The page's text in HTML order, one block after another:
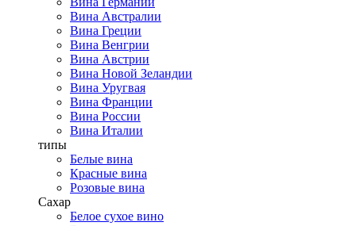
Вина Австралии
Вина Греции
Вина Венгрии
Вина Австрии
Вина Новой Зеландии
Вина Уругвая
Вина Франции
Вина России
Вина Италии
типы
Белые вина
Красные вина
Розовые вина
Сахар
Белое сухое вино